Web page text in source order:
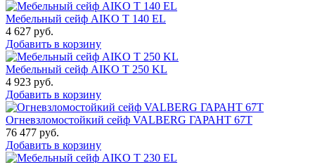
Мебельный сейф AIKO T 140 EL
4 627 руб.
Добавить в корзину
Мебельный сейф AIKO T 250 KL
4 923 руб.
Добавить в корзину
Огневзломостойкий сейф VALBERG ГАРАНТ 67T
76 477 руб.
Добавить в корзину